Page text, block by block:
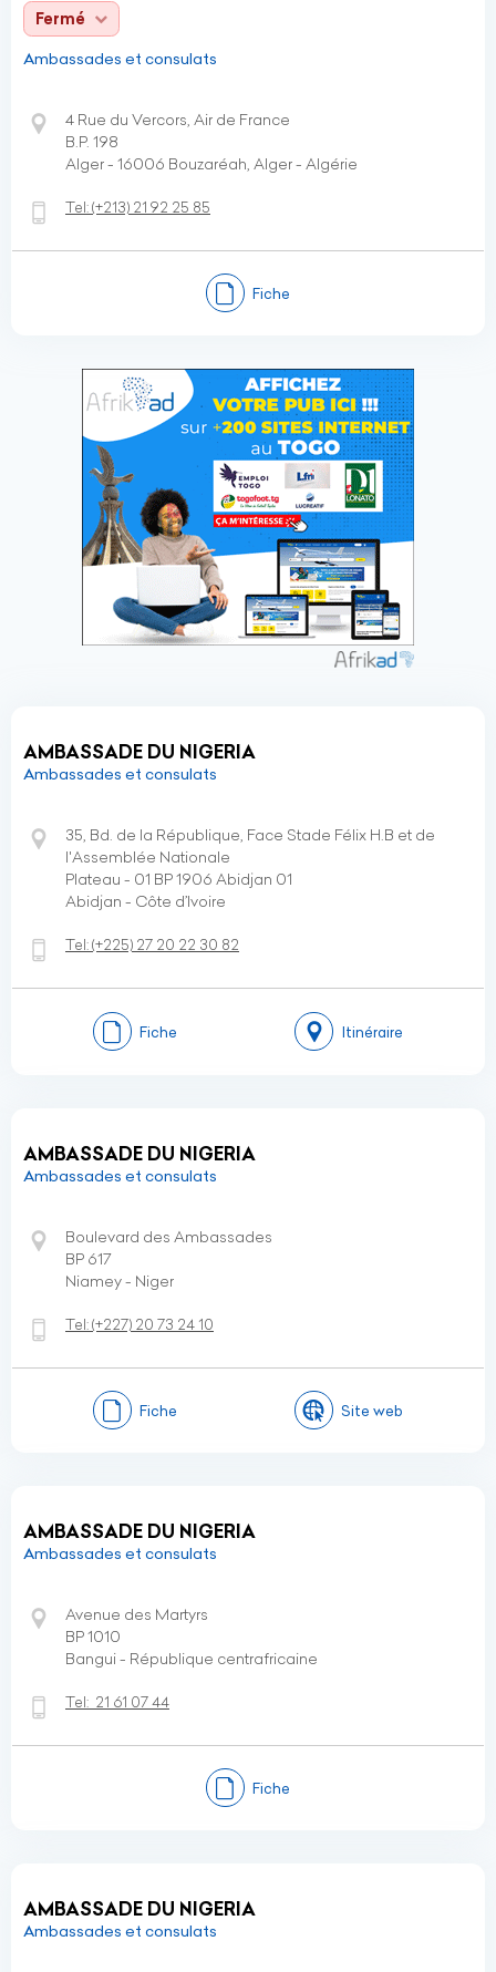
Fermé
Ambassades et consulats
4 Rue du Vercors, Air de France
B.P. 198
Alger - 16006 Bouzaréah, Alger - Algérie
Tel:(+213) 21 92 25 85
Fiche
AMBASSADE DU NIGERIA
Ambassades et consulats
35, Bd. de la République, Face Stade Félix H.B et de
l'Assemblée Nationale
Plateau - 01 BP 1906 Abidjan 01
Abidjan - Côte d’Ivoire
Tel:(+225) 27 20 22 30 82
Fiche Itinéraire
AMBASSADE DU NIGERIA
Ambassades et consulats
Boulevard des Ambassades
BP 617
Niamey - Niger
Tel:(+227) 20 73 24 10
Fiche Site web
AMBASSADE DU NIGERIA
Ambassades et consulats
Avenue des Martyrs
BP 1010
Bangui - République centrafricaine
Tel: 21 61 07 44
Fiche
AMBASSADE DU NIGERIA
Ambassades et consulats